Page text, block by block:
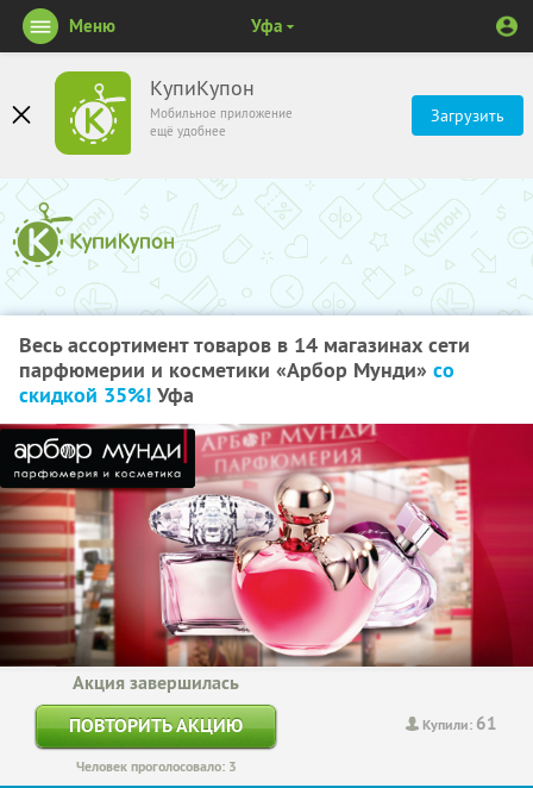
КупиКупон
Мобильное приложение
ещё удобнее
Загрузить
Меню Уфа
Весь ассортимент товаров в 14 магазинах сети
парфюмерии и косметики «Арбор Мунди» со
скидкой 35%! Уфа
Купили: 61
Акция завершилась
ПОВТОРИТЬ АКЦИЮ
Человек проголосовало: 3